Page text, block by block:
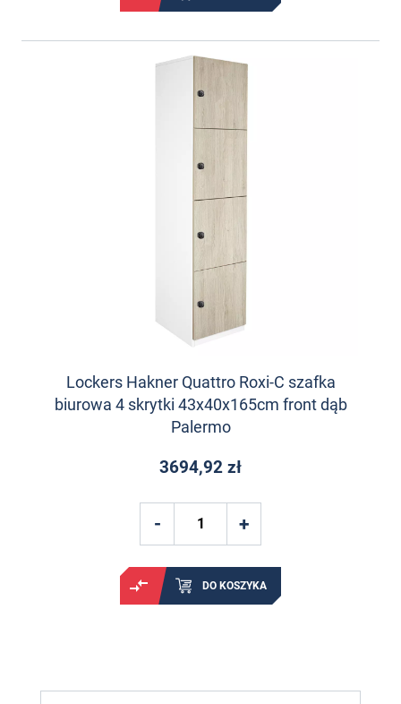
Lockers Hakner Quattro Roxi-C szafka
biurowa 4 skrytki 43x40x165cm front dąb
Palermo
3694,92 zł
DO KOSZYKA